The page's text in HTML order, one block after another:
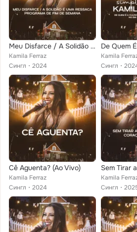
Meu Disfarce / A Solidão É uma Ressaca / Programa de Fim de Semana (Ao Vivo)
Kamila Ferraz
Сингл
2024
Kamila
Сингл
Cê Aguenta? (Ao Vivo)
Kamila Ferraz
Сингл
2024
Kamila
Сингл